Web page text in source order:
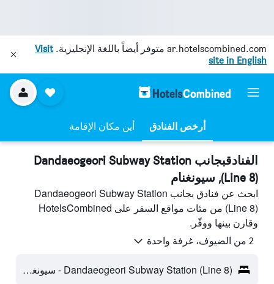
ar.hotelscombined.com متوفر أيضاً باللغة الإنجليزية.Visit
site in English
أرخص الفنادق أين مكان الإقامة
الفنادقبجانب Dandaeogeori Subway Station
(Line 8), سيونغنام
ابحث عن فنادق بجانب Dandaeogeori Subway Station
(Line 8) من مئات مواقع السفر على HotelsCombined
وقارن بينها ووفّر.
2 من الضيوف، غرفة واحدة
Dandaeogeori Subway Station (Line 8) - سيونغنام، كوريا الجنوبية